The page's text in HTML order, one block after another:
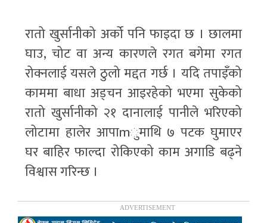
रातो खुर्सानीको अर्को पनि फाइदा छ । छालमा
घाउ, चोट वा अन्य कारणले रगत बगेमा रगत
रोक्नलाई यसले ठुलो मद्दत गर्छ । यदि तपाइँको
काममा बाधा अड्चन आइरहेको भएमा सुकेको
रातो खुर्सानीको २१ दानालाई पानीले भरिएको
लोटामा हालेर आपाmुमाथि ७ पटक घुमाएर
घर बाहिर फाल्दा रोकिएको काम अगाडि बढ्ने
विश्वास गरिन्छ ।